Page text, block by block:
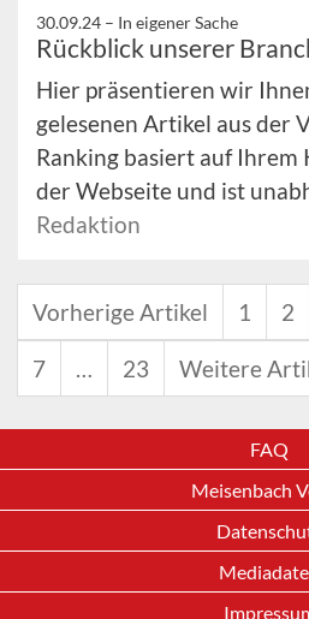
30.09.24 – In eigener Sache
Rückblick unserer
Hier präsentieren wir
gelesenen Artikel aus der
Ranking basiert auf
der Webseite und ist
Redaktion
Vorherige Artikel 1 2
7 … 23 Weitere
FAQ
Meisenbach